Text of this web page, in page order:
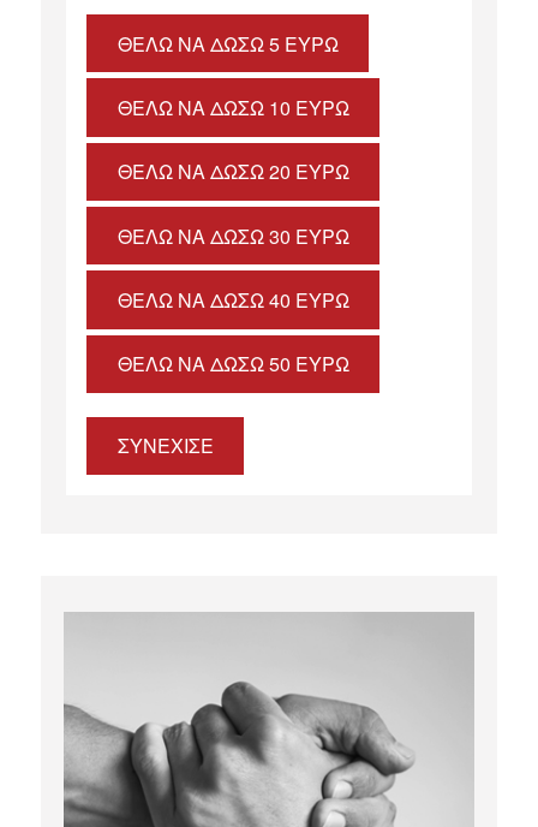
ΘΈΛΩ ΝΑ ΔΏΣΩ 5 ΕΥΡΏ
ΘΈΛΩ ΝΑ ΔΏΣΩ 10 ΕΥΡΏ
ΘΈΛΩ ΝΑ ΔΏΣΩ 20 ΕΥΡΏ
ΘΈΛΩ ΝΑ ΔΏΣΩ 30 ΕΥΡΏ
ΘΈΛΩ ΝΑ ΔΏΣΩ 40 ΕΥΡΏ
ΘΈΛΩ ΝΑ ΔΏΣΩ 50 ΕΥΡΏ
ΣΥΝΕΧΙΣΕ